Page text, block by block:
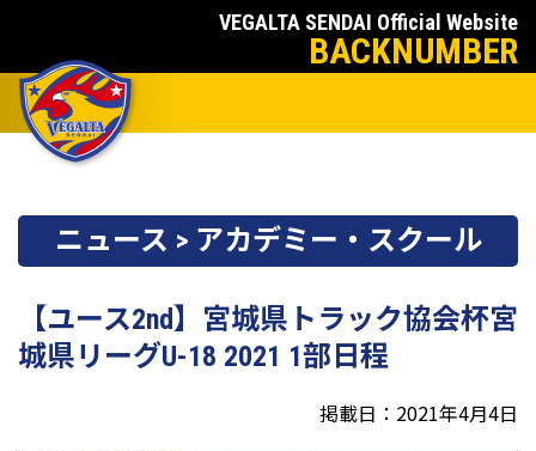
VEGALTA SENDAI Official Website
BACKNUMBER
ニュース > アカデミー・スクール
【ユース2nd】宮城県トラック協会杯宮
城県リーグU-18 2021 1部日程
掲載日：2021年4月4日